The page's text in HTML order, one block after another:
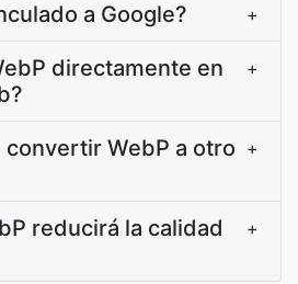
a Google? +
directamente en
+
WebP a otro +
reducirá la calidad
+